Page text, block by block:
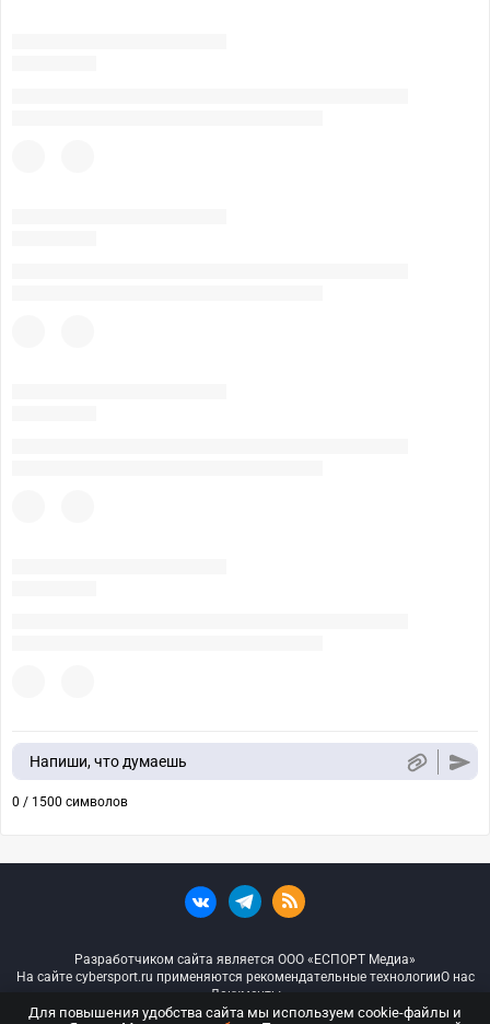
Напиши, что думаешь
0 / 1500 символов
Разработчиком сайта является ООО «ЕСПОРТ Медиа»
На сайте cybersport.ru применяются рекомендательные технологииО нас
Документы
Для повышения удобства сайта мы используем cookie-файлы и